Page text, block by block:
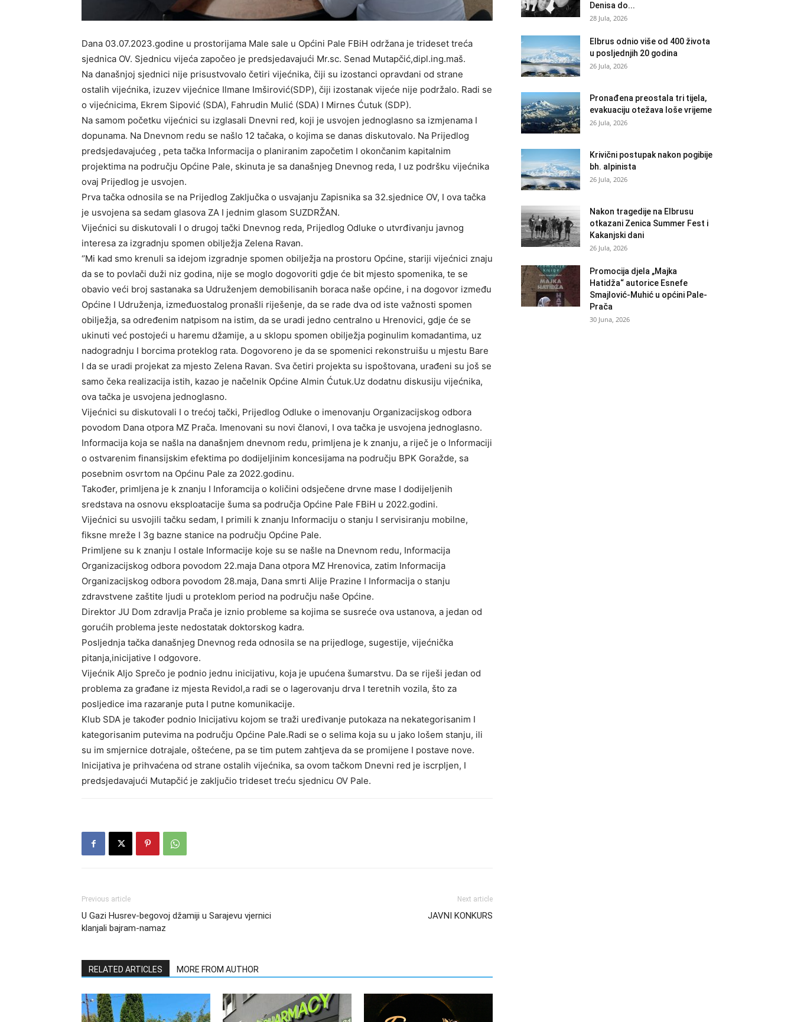
Dana 03.07.2023.godine u prostorijama Male sale u Općini Pale FBiH održana je trideset treća
sjednica OV. Sjednicu vijeća započeo je predsjedavajući Mr.sc. Senad Mutapčić,dipl.ing.maš.
Na današnjoj sjednici nije prisustvovalo četiri vijećnika, čiji su izostanci opravdani od strane
ostalih vijećnika, izuzev vijećnice Ilmane Imširović(SDP), čiji izostanak vijeće nije podržalo. Radi se
o vijećnicima, Ekrem Sipović (SDA), Fahrudin Mulić (SDA) I Mirnes Ćutuk (SDP).
Na samom početku vijećnici su izglasali Dnevni red, koji je usvojen jednoglasno sa izmjenama I
dopunama. Na Dnevnom redu se našlo 12 tačaka, o kojima se danas diskutovalo. Na Prijedlog
predsjedavajućeg , peta tačka Informacija o planiranim započetim I okončanim kapitalnim
projektima na području Općine Pale, skinuta je sa današnjeg Dnevnog reda, I uz podršku vijećnika
ovaj Prijedlog je usvojen.
Prva tačka odnosila se na Prijedlog Zaključka o usvajanju Zapisnika sa 32.sjednice OV, I ova tačka
je usvojena sa sedam glasova ZA I jednim glasom SUZDRŽAN.
Vijećnici su diskutovali I o drugoj tački Dnevnog reda, Prijedlog Odluke o utvrđivanju javnog
interesa za izgradnju spomen obilježja Zelena Ravan.
‘’Mi kad smo krenuli sa idejom izgradnje spomen obilježja na prostoru Općine, stariji vijećnici znaju
da se to povlači duži niz godina, nije se moglo dogovoriti gdje će bit mjesto spomenika, te se
obavio veći broj sastanaka sa Udruženjem demobilisanih boraca naše općine, i na dogovor između
Općine I Udruženja, izmeđuostalog pronašli riješenje, da se rade dva od iste važnosti spomen
obilježja, sa određenim natpisom na istim, da se uradi jedno centralno u Hrenovici, gdje će se
ukinuti već postojeći u haremu džamije, a u sklopu spomen obilježja poginulim komadantima, uz
nadogradnju I borcima proteklog rata. Dogovoreno je da se spomenici rekonstruišu u mjestu Bare
I da se uradi projekat za mjesto Zelena Ravan. Sva četiri projekta su ispoštovana, urađeni su još se
samo čeka realizacija istih, kazao je načelnik Općine Almin Ćutuk.Uz dodatnu diskusiju vijećnika,
ova tačka je usvojena jednoglasno.
Vijećnici su diskutovali I o trećoj tački, Prijedlog Odluke o imenovanju Organizacijskog odbora
povodom Dana otpora MZ Prača. Imenovani su novi članovi, I ova tačka je usvojena jednoglasno.
Informacija koja se našla na današnjem dnevnom redu, primljena je k znanju, a riječ je o Informaciji
o ostvarenim finansijskim efektima po dodijeljinim koncesijama na području BPK Goražde, sa
posebnim osvrtom na Općinu Pale za 2022.godinu.
Također, primljena je k znanju I Inforamcija o količini odsječene drvne mase I dodijeljenih
sredstava na osnovu eksploatacije šuma sa područja Općine Pale FBiH u 2022.godini.
Vijećnici su usvojili tačku sedam, I primili k znanju Informaciju o stanju I servisiranju mobilne,
fiksne mreže I 3g bazne stanice na području Općine Pale.
Primljene su k znanju I ostale Informacije koje su se našle na Dnevnom redu, Informacija
Organizacijskog odbora povodom 22.maja Dana otpora MZ Hrenovica, zatim Informacija
Organizacijskog odbora povodom 28.maja, Dana smrti Alije Prazine I Informacija o stanju
zdravstvene zaštite ljudi u proteklom period na području naše Općine.
Direktor JU Dom zdravlja Prača je iznio probleme sa kojima se susreće ova ustanova, a jedan od
gorućih problema jeste nedostatak doktorskog kadra.
Posljednja tačka današnjeg Dnevnog reda odnosila se na prijedloge, sugestije, vijećnička
pitanja,inicijative I odgovore.
Vijećnik Aljo Sprečo je podnio jednu inicijativu, koja je upućena šumarstvu. Da se riješi jedan od
problema za građane iz mjesta Revidol,a radi se o lagerovanju drva I teretnih vozila, što za
posljedice ima razaranje puta I putne komunikacije.
Klub SDA je također podnio Inicijativu kojom se traži uređivanje putokaza na nekategorisanim I
kategorisanim putevima na području Općine Pale.Radi se o selima koja su u jako lošem stanju, ili
su im smjernice dotrajale, oštećene, pa se tim putem zahtjeva da se promijene I postave nove.
Inicijativa je prihvaćena od strane ostalih vijećnika, sa ovom tačkom Dnevni red je iscrpljen, I
predsjedavajući Mutapčić je zaključio trideset treću sjednicu OV Pale.
Previous article
U Gazi Husrev-begovoj džamiji u Sarajevu vjernici
klanjali bajram-namaz
Next article
JAVNI KONKURS
RELATED ARTICLES MORE FROM AUTHOR
Denisa do...
28 Jula, 2026
Elbrus odnio više od 400 života
u posljednjih 20 godina
26 Jula, 2026
Pronađena preostala tri tijela,
evakuaciju otežava loše vrijeme
26 Jula, 2026
Krivični postupak nakon pogibije
bh. alpinista
26 Jula, 2026
Nakon tragedije na Elbrusu
otkazani Zenica Summer Fest i
Kakanjski dani
26 Jula, 2026
Promocija djela „Majka
Hatidža“ autorice Esnefe
Smajlović-Muhić u općini Pale-
Prača
30 Juna, 2026